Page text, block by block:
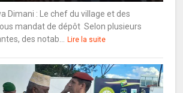
Dimani : Le chef du village et des
mandat de dépôt Selon plusieurs
des notab... Lire la suite